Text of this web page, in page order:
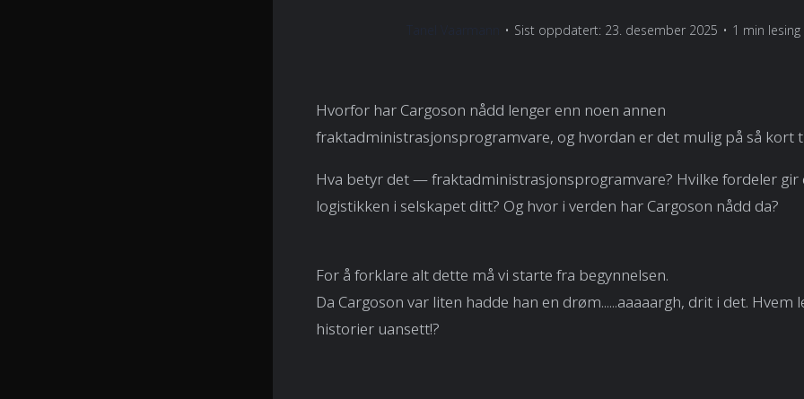
• Sist oppdatert: 23. desember 2025 • 1 min lesing
Hvorfor har Cargoson nådd lenger enn noen annen
fraktadministrasjonsprogramvare, og hvordan er det mulig på så kort
Hva betyr det — fraktadministrasjonsprogramvare? Hvilke fordeler gir
logistikken i selskapet ditt? Og hvor i verden har Cargoson nådd da?
For å forklare alt dette må vi starte fra begynnelsen.
Da Cargoson var liten hadde han en drøm......aaaaargh, drit i det. Hvem
historier uansett!?